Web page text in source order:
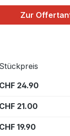
Zur
Stückpreis
CHF 24.90
CHF 21.00
CHF 19.90